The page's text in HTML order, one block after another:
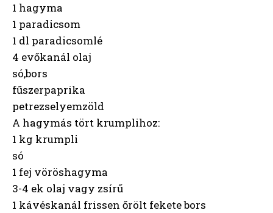
1 hagyma
1 paradicsom
1 dl paradicsomlé
4 evőkanál olaj
só,bors
fűszerpaprika
petrezselyemzöld
A hagymás tört krumplihoz:
1 kg krumpli
só
1 fej vöröshagyma
3-4 ek olaj vagy zsírű
1 kávéskanál frissen őrölt fekete bors